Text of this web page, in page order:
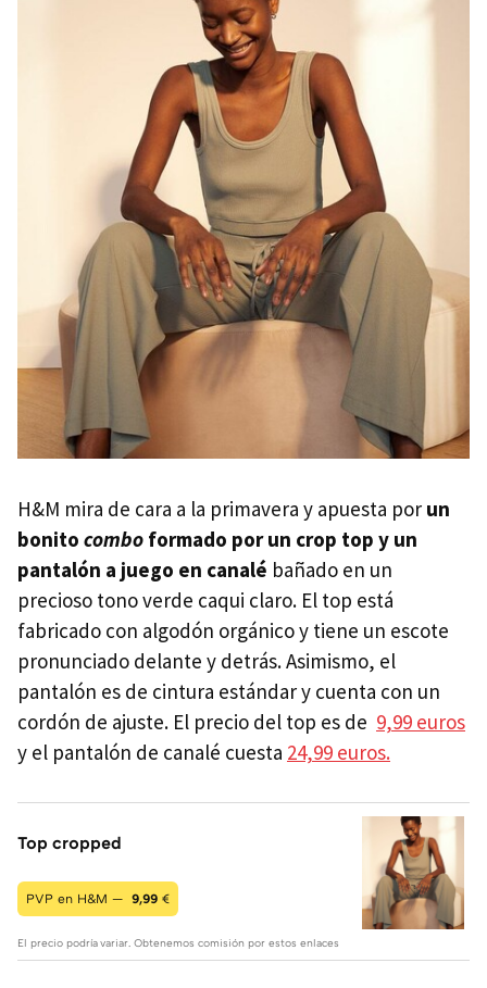
H&M mira de cara a la primavera y apuesta por un
bonito combo formado por un crop top y un
pantalón a juego en canalé bañado en un
precioso tono verde caqui claro. El top está
fabricado con algodón orgánico y tiene un escote
pronunciado delante y detrás. Asimismo, el
pantalón es de cintura estándar y cuenta con un
cordón de ajuste. El precio del top es de 9,99 euros
y el pantalón de canalé cuesta 24,99 euros.
Top cropped
PVP en H&M — 9,99 €
El precio podría variar. Obtenemos comisión por estos enlaces